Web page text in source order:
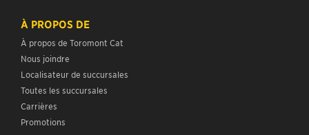
Nous joindre
Localisateur de succursales
Toutes les succursales
Carrières
Promotions
Blogue
Renseignements pour les investisseurs